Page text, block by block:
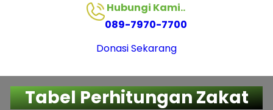
Hubungi Kami..
089-7970-7700
Donasi Sekarang
Tabel Perhitungan Zakat